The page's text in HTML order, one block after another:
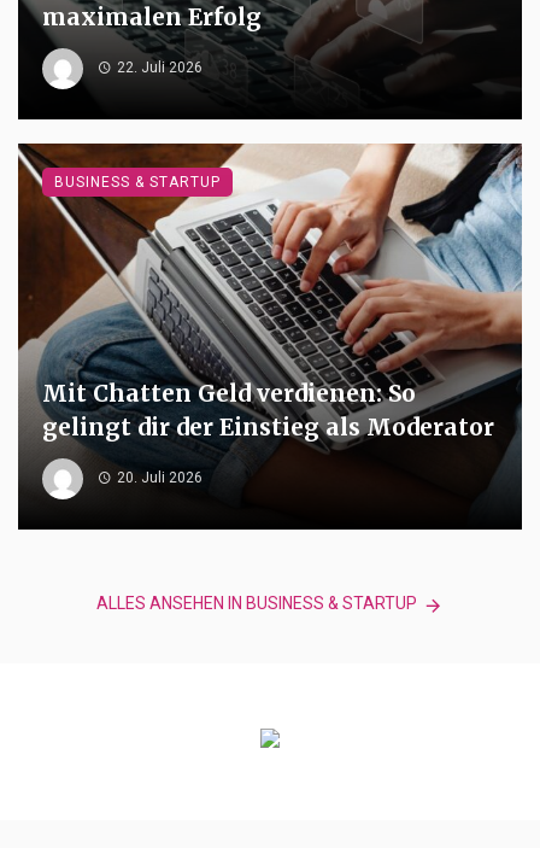
maximalen Erfolg
22. Juli 2026
Mit Chatten Geld verdienen: So
gelingt dir der Einstieg als Moderator
20. Juli 2026
BUSINESS & STARTUP
ALLES ANSEHEN IN BUSINESS & STARTUP